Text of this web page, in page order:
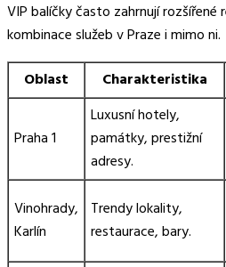
VIP balíčky často zahrnují rozšířené
kombinace služeb v Praze i mimo ni.
Oblast
Charakteristika
Praha 1
Luxusní hotely,
památky, prestižní
adresy.
Vinohrady,
Karlín
Trendy lokality,
restaurace, bary.